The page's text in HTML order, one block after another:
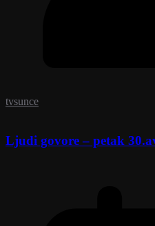
tvsunce
Ljudi govore – petak